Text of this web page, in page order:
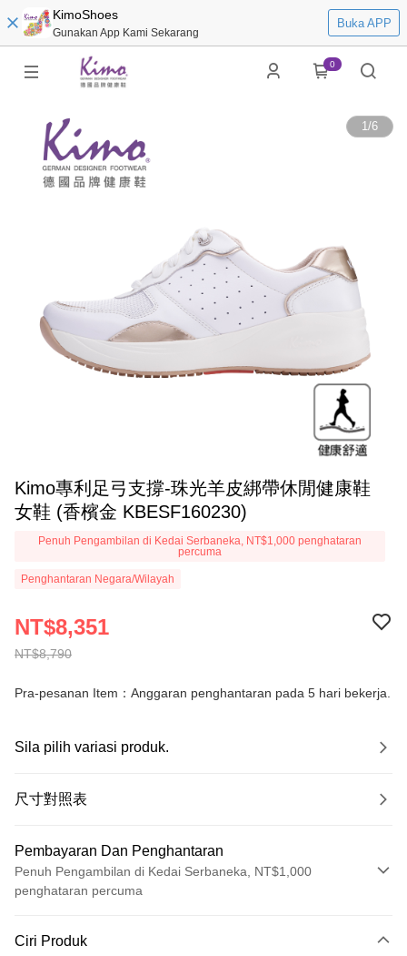
KimoShoes
Gunakan App Kami Sekarang
Buka APP
0
1/6
Kimo專利足弓支撐-珠光羊皮綁帶休閒健康鞋
女鞋 (香檳金 KBESF160230)
Penuh Pengambilan di Kedai Serbaneka, NT$1,000 penghataran
percuma
Penghantaran Negara/Wilayah
NT$8,790
NT$8,351
Pra-pesanan Item：Anggaran penghantaran pada 5 hari bekerja.
Sila pilih variasi produk.
尺寸對照表
Pembayaran Dan Penghantaran
Penuh Pengambilan di Kedai Serbaneka, NT$1,000
penghataran percuma
Kad Kredit (Bayaran Penuh)
Ciri Produk